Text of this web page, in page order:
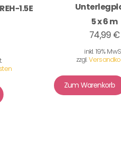
1.5E
5 x 6 m
74,99 €
inkl. 19%
zzgl.
Zum Warenkorb